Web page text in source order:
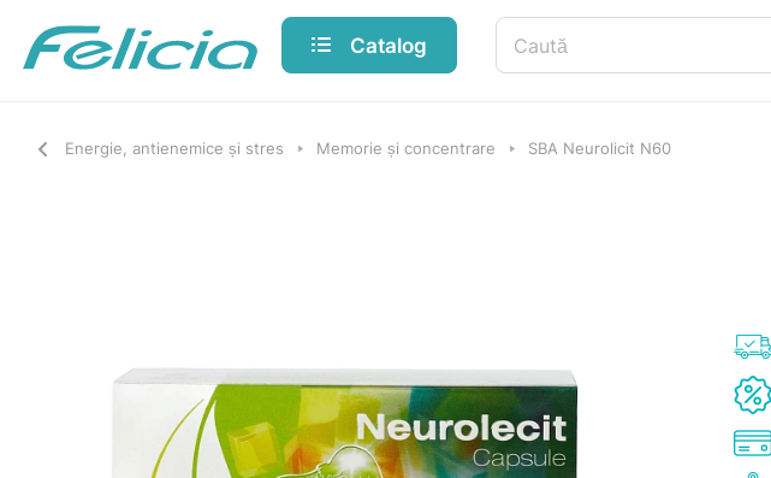
Catalog
Energie, antienemice și stres Memorie și concentrare SBA Neurolicit N60